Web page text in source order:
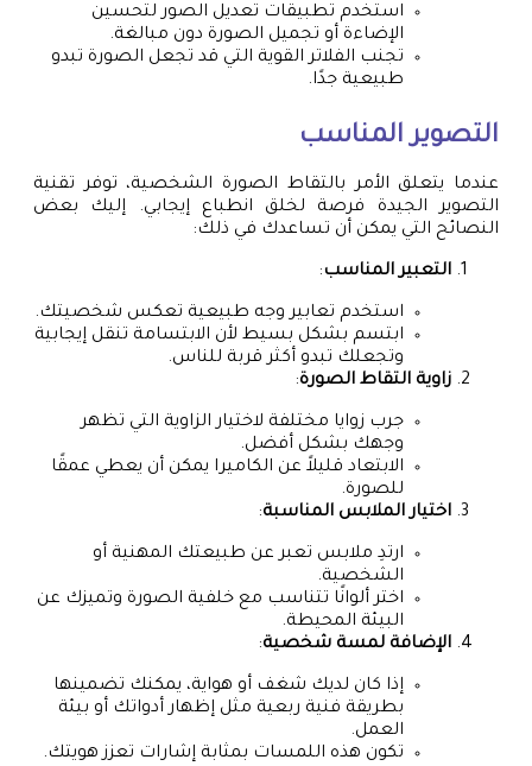
استخدم تطبيقات تعديل الصور لتحسين
الإضاءة أو تجميل الصورة دون مبالغة.
تجنب الفلاتر القوية التي قد تجعل الصورة تبدو
طبيعية جدًا.
التصوير المناسب
عندما يتعلق الأمر بالتقاط الصورة الشخصية، توفر تقنية
التصوير الجيدة فرصة لخلق انطباع إيجابي. إليك بعض
النصائح التي يمكن أن تساعدك في ذلك:
التعبير المناسب:
استخدم تعابير وجه طبيعية تعكس شخصيتك.
ابتسم بشكل بسيط لأن الابتسامة تنقل إيجابية
وتجعلك تبدو أكثر قربة للناس.
زاوية التقاط الصورة:
جرب زوايا مختلفة لاختيار الزاوية التي تظهر
وجهك بشكل أفضل.
الابتعاد قليلاً عن الكاميرا يمكن أن يعطي عمقًا
للصورة.
اختيار الملابس المناسبة:
ارتدِ ملابس تعبر عن طبيعتك المهنية أو
الشخصية.
اختر ألوانًا تتناسب مع خلفية الصورة وتميزك عن
البيئة المحيطة.
الإضافة لمسة شخصية:
إذا كان لديك شغف أو هواية، يمكنك تضمينها
بطريقة فنية ربعية مثل إظهار أدواتك أو بيئة
العمل.
تكون هذه اللمسات بمثابة إشارات تعزز هويتك.